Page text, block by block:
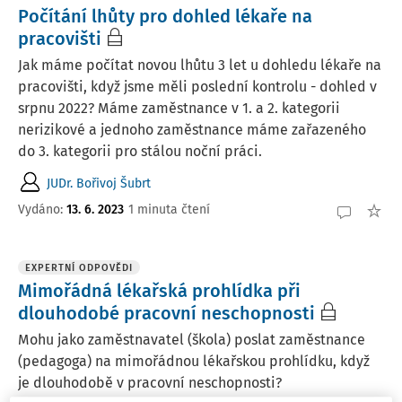
Počítání lhůty pro dohled lékaře na
pracovišti
Jak máme počítat novou lhůtu 3 let u dohledu lékaře na
pracovišti, když jsme měli poslední kontrolu - dohled v
srpnu 2022? Máme zaměstnance v 1. a 2. kategorii
nerizikové a jednoho zaměstnance máme zařazeného
do 3. kategorii pro stálou noční práci.
JUDr. Bořivoj Šubrt
Vydáno: 13. 6. 2023 1 minuta čtení
EXPERTNÍ ODPOVĚDI
Mimořádná lékařská prohlídka při
dlouhodobé pracovní neschopnosti
Mohu jako zaměstnavatel (škola) poslat zaměstnance
(pedagoga) na mimořádnou lékařskou prohlídku, když
je dlouhodobě v pracovní neschopnosti?